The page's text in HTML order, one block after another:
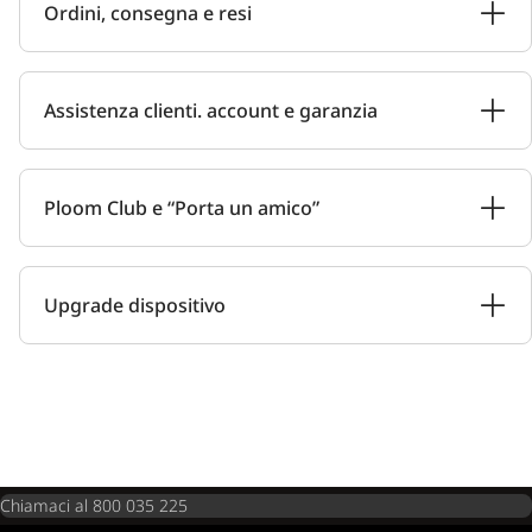
Ordini, consegna e resi
Assistenza clienti. account e garanzia
Ploom Club e “Porta un amico”
Upgrade dispositivo
Chiamaci al 800 035 225